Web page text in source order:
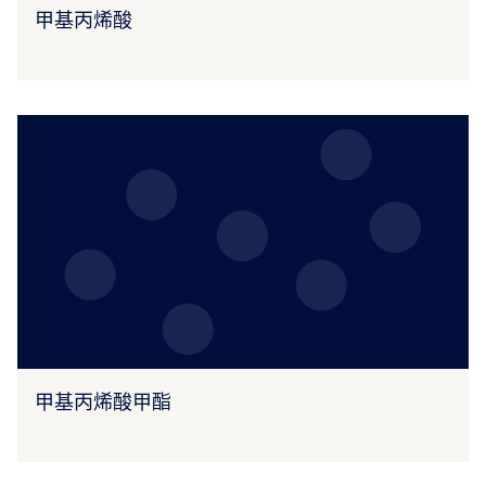
甲基丙烯酸
甲基丙烯酸甲酯